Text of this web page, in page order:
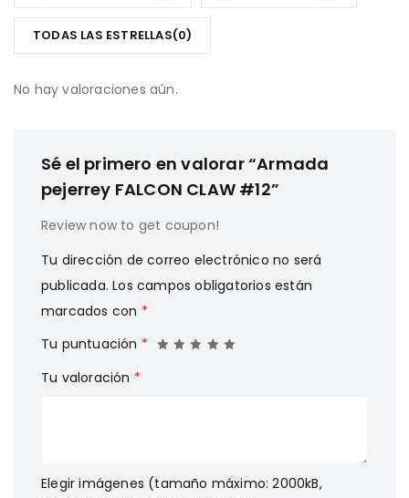
5
TODAS LAS ESTRELLAS(0)
No hay valoraciones aún.
Sé el primero en valorar “Armada
pejerrey FALCON CLAW #12”
Review now to get coupon!
Tu dirección de correo electrónico no será
publicada. Los campos obligatorios están
marcados con *
Tu puntuación *
Tu valoración *
Elegir imágenes (tamaño máximo: 2000kB,